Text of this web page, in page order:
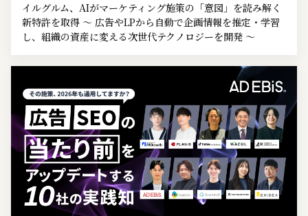
イルグルム、AIがマーケティング施策の「意図」を読み解く
新特許を取得 ～ 広告やLPから自動で企画情報を推定・学習
し、組織の資産に変える次世代テクノロジーを開発 ～